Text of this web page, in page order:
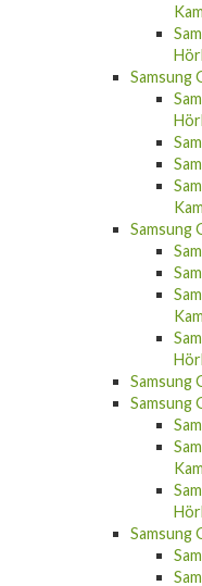
Samsung
Samsung
Samsung
Samsung
Samsung